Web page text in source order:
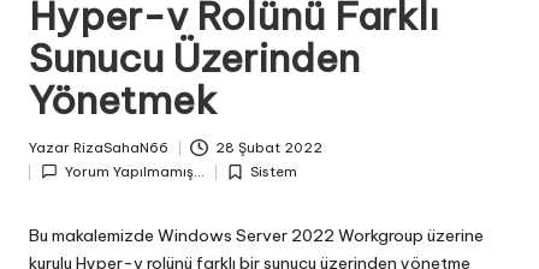
N
Hyper-v Rolünü Farklı
Sunucu Üzerinden
Yönetmek
by
Yazar RizaSahaN66
28 Şubat 2022
Yorum Yapılmamış...
Posted
Sistem
Bu makalemizde Windows Server 2022 Workgroup üzerine
kurulu Hyper-v rolünü farklı bir sunucu üzerinden yönetme